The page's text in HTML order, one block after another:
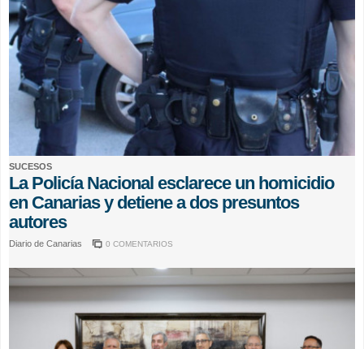
SUCESOS
La Policía Nacional esclarece un homicidio
en Canarias y detiene a dos presuntos
autores
Diario de Canarias 0 COMENTARIOS